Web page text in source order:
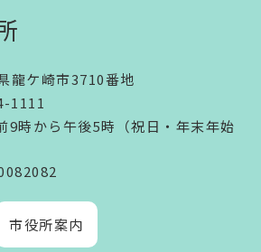
ケ崎市3710番地
1111
9時から午後5時（祝日・年末年始
市役所案内